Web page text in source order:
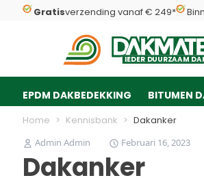
Gratisverzending vanaf € 249*
IEDERDUURZ AAMDA
IEDERDUURZ AAMDA
Dakmaterialen.com
EPDM DAKBEDEKKING BITUMEN
Home > Kennisbank > Dakanker
Admin Admin Februari 16, 2023
Dakanker